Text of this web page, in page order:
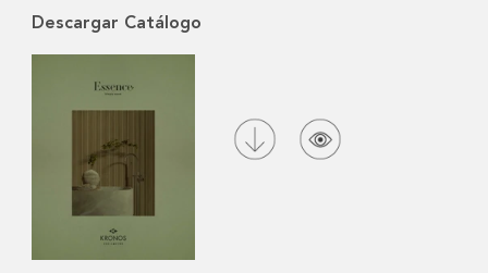
Descargar Catálogo